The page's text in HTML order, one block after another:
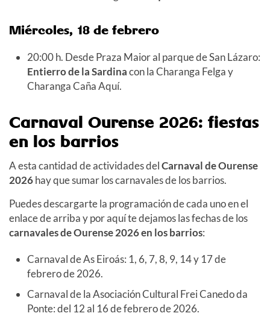
Miércoles, 18 de febrero
20:00 h. Desde Praza Maior al parque de San Lázaro:
Entierro de la Sardinacon la Charanga Felga y
Charanga Caña Aquí.
Carnaval Ourense 2026: fiestas
en los barrios
A esta cantidad de actividades delCarnaval de Ourense
2026hay que sumar los carnavales de los barrios.
Puedes descargarte la programación de cada uno en el
enlace de arriba y por aquí te dejamos las fechas de los
carnavales de Ourense 2026 en los barrios:
Carnaval de As Eiroás: 1, 6, 7, 8, 9, 14 y 17 de
febrero de 2026.
Carnaval de la Asociación Cultural Frei Canedo da
Ponte: del 12 al 16 de febrero de 2026.